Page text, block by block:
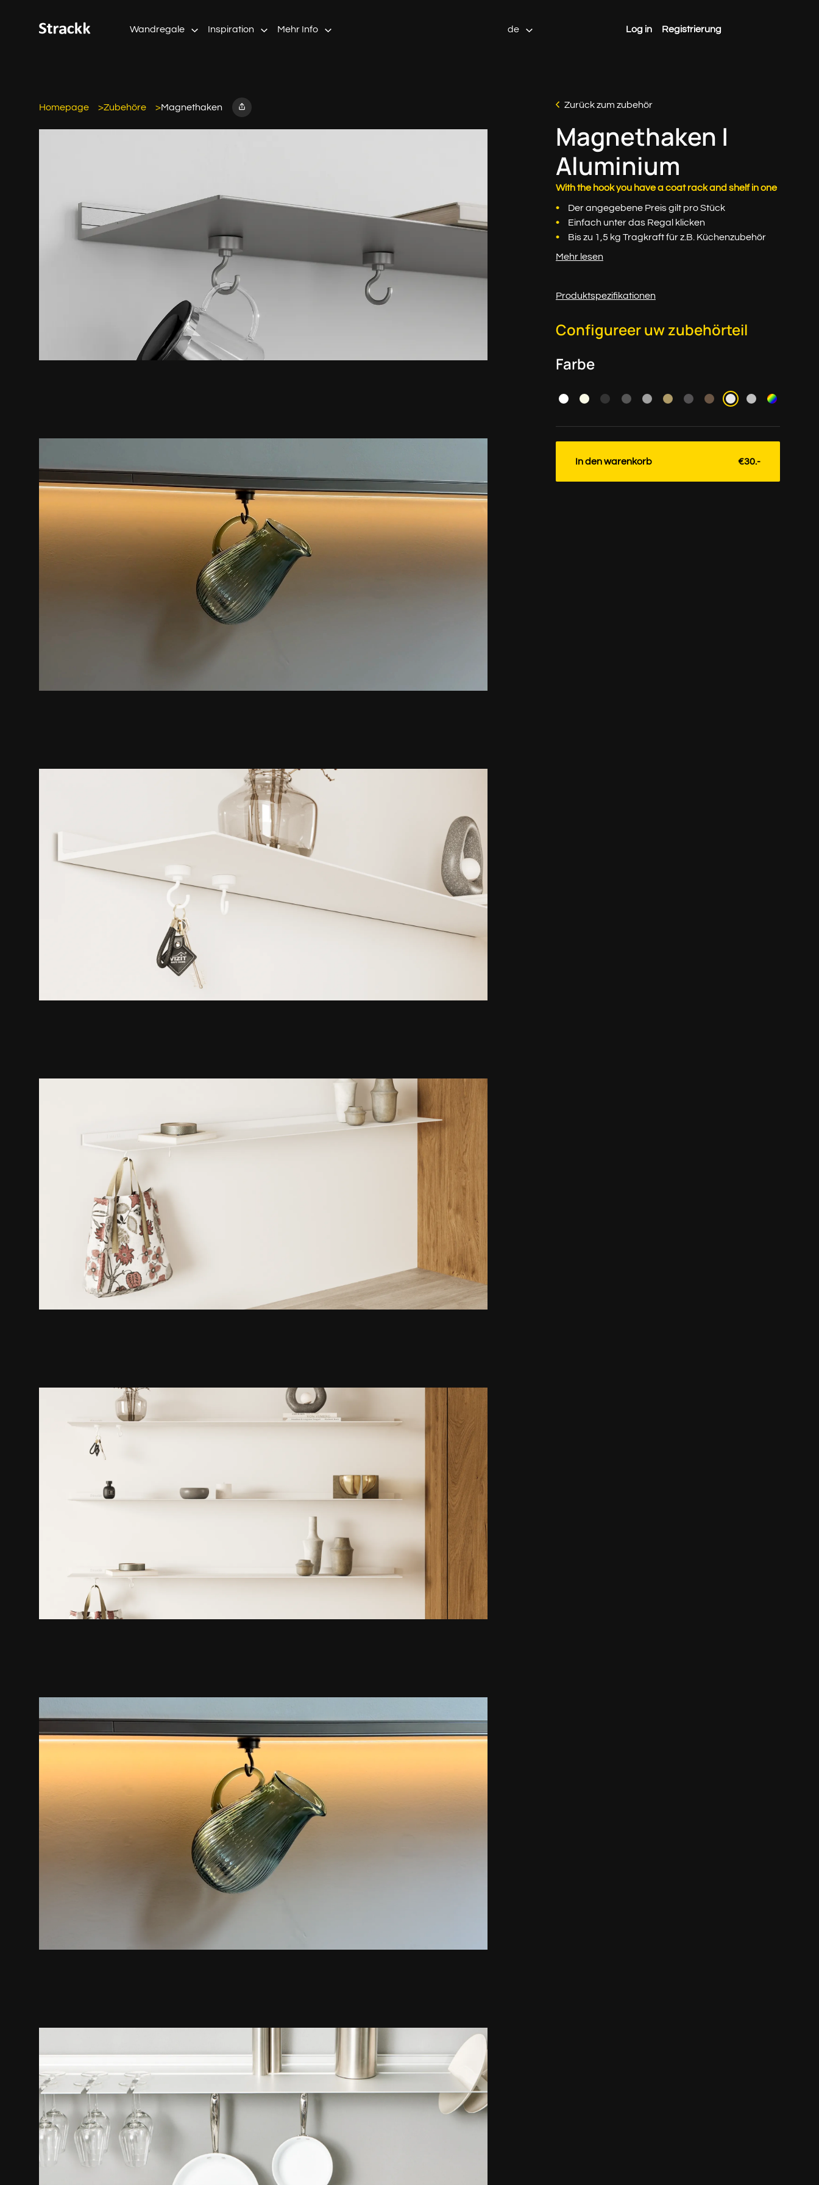
Wandregale Inspiration Mehr Info de Log in Registrierung
Homepage Zubehöre Magnethaken Zurück zum zubehör
Magnethaken |
Aluminium
With the hook you have a coat rack and shelf in one
Der angegebene Preis gilt pro Stück
Einfach unter das Regal klicken
Bis zu 1,5 kg Tragkraft für z.B. Küchenzubehör
Mehr lesen
Produktspezifikationen
Configureer uw zubehörteil
Farbe
In den warenkorb €30.-